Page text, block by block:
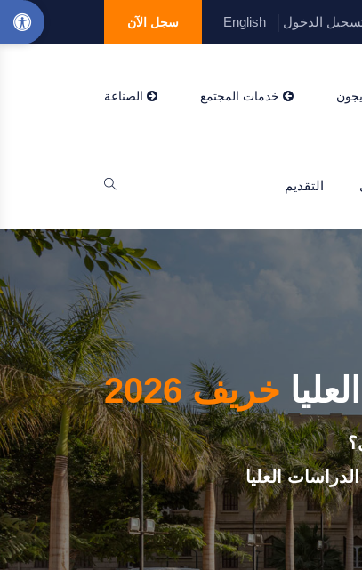
الدخول English سجل الآن
خدمات المجتمع الصناعة
التقديم
خريف 2026
العليا